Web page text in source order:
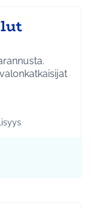
Hyvinvointi ja